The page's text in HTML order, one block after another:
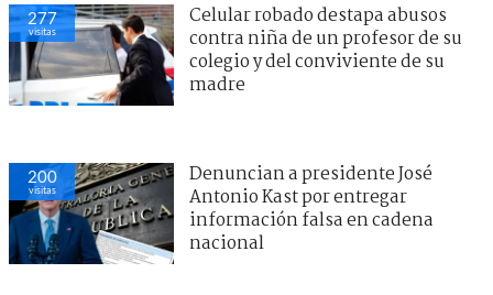
277
visitas
Celular robado destapa abusos
contra niña de un profesor de su
colegio y del conviviente de su
madre
200
visitas
Denuncian a presidente José
Antonio Kast por entregar
información falsa en cadena
nacional